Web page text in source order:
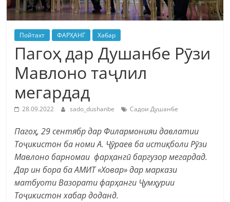
Пойтахт ФАРҲАНГ Хабар
Пагоҳ дар Душанбе Рӯзи
Мавлоно таҷлил
мегардад
28.09.2022 sado_dushanbe Садои Душанбе
Пагоҳ, 29 сентябр дар Филармонияи давлатии
Тоҷикистон ба номи А. Ҷӯраев ба истиқболи Рӯзи
Мавлоно барномаи фарҳангӣ баргузор мегардад.
Дар ин бора ба АМИТ «Ховар» дар маркази
матбуоти Вазорати фарҳанги Ҷумҳурии
Тоҷикистон хабар доданд.